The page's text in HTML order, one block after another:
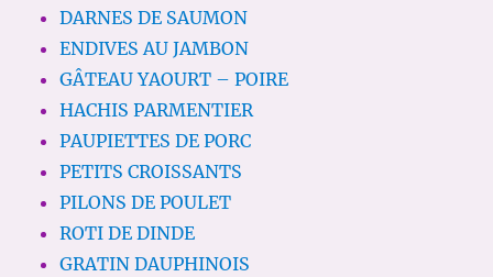
DARNES DE SAUMON
ENDIVES AU JAMBON
GÂTEAU YAOURT – POIRE
HACHIS PARMENTIER
PAUPIETTES DE PORC
PETITS CROISSANTS
PILONS DE POULET
ROTI DE DINDE
GRATIN DAUPHINOIS